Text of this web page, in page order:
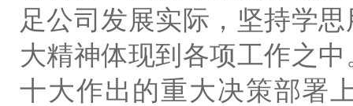
足公司发展实际，坚持学
大精神体现到各项工作之
十大作出的重大决策部署